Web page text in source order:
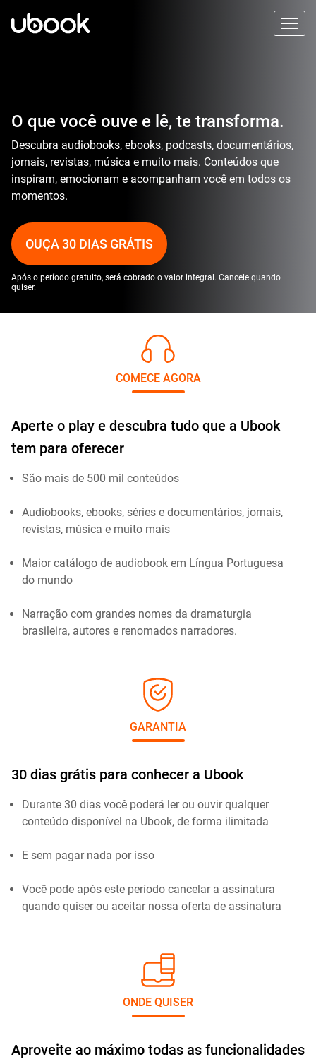
O que você ouve e lê, te transforma.
Descubra audiobooks, ebooks, podcasts, documentários,
jornais, revistas, música e muito mais. Conteúdos que
inspiram, emocionam e acompanham você em todos os
momentos.
OUÇA 30 DIAS GRÁTIS
Após o período gratuito, será cobrado o valor integral. Cancele quando
quiser.
COMECE AGORA
Aperte o play e descubra tudo que a Ubook
tem para oferecer
São mais de 500 mil conteúdos
Audiobooks, ebooks, séries e documentários, jornais,
revistas, música e muito mais
Maior catálogo de audiobook em Língua Portuguesa
do mundo
Narração com grandes nomes da dramaturgia
brasileira, autores e renomados narradores.
GARANTIA
30 dias grátis para conhecer a Ubook
Durante 30 dias você poderá ler ou ouvir qualquer
conteúdo disponível na Ubook, de forma ilimitada
E sem pagar nada por isso
Você pode após este período cancelar a assinatura
quando quiser ou aceitar nossa oferta de assinatura
ONDE QUISER
Aproveite ao máximo todas as funcionalidades